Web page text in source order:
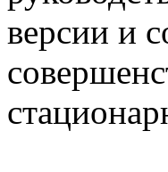
версии и